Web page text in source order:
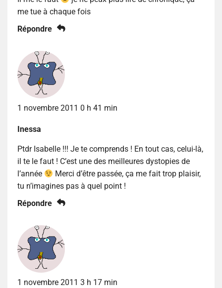
me tue à chaque fois
Répondre
1 novembre 2011 0 h 41 min
Inessa
Ptdr Isabelle !!! Je te comprends ! En tout cas, celui-là,
il te le faut ! C’est une des meilleures dystopies de
l’année
Merci d’être passée, ça me fait trop plaisir,
tu n’imagines pas à quel point !
Répondre
1 novembre 2011 3 h 17 min